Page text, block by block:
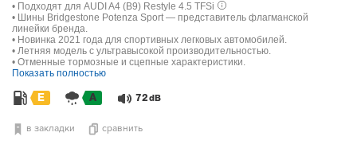
• Подходят для AUDI A4 (B9) Restyle 4.5 TFSi
• Шины Bridgestone Potenza Sport — представитель флагманской
линейки бренда.
• Новинка 2021 года для спортивных легковых автомобилей.
• Летняя модель с ультравысокой производительностью.
• Отменные тормозные и сцепные характеристики.
Показать полностью
E A 72 dB
в закладки сравнить